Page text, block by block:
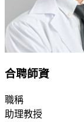
合聘師資
職稱
助理教授